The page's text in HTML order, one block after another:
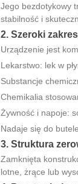
Jego bezdotykowy
stabilność i
2. Szeroki
Urządzenie jest
Lekarstwo: lek w
Substancje
Chemikalia
Żywność i napoje:
Nadaje się do
3. Struktura
Zamknięta
lotne, żrące lub